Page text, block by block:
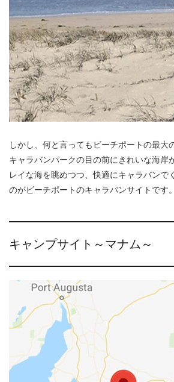
しかし、何と言ってもビーチポートの最大
キャラバンパークの目の前にきれいな海岸
レイな海を眺めつつ、快適にキャラバンで
のがビーチポートのキャラバンサイトです。
キャンプサイト～マナム～